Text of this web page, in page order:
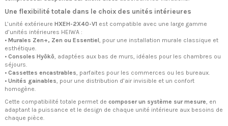
Une flexibilité totale dans le choix des unités intérieures
L’unité extérieure HXEH-2X40-V1 est compatible avec une large gamme
d’unités intérieures HEIWA :
• Murales Zen+, Zen ou Essentiel , pour une installation murale classique et
esthétique.
• Consoles Hyôkô , adaptées aux bas de murs, idéales pour les chambres ou
séjours.
• Cassettes encastrables , parfaites pour les commerces ou les bureaux.
• Unités gainables , pour une distribution d’air invisible et un confort
homogène.
Cette compatibilité totale permet de composer un système sur mesure, en
adaptant la puissance et le design de chaque unité intérieure aux besoins de
chaque pièce.